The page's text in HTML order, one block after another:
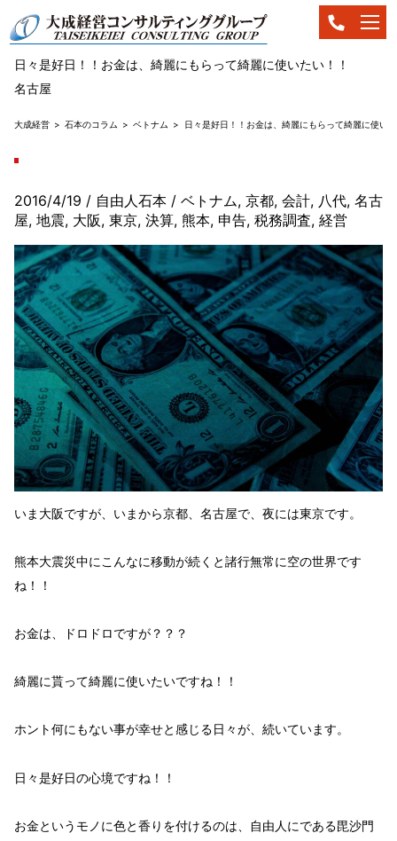
日々是好日！！お金は、綺麗にもらって綺麗に使いたい！！
名古屋
大成経営 石本のコラム ベトナム 日々是好日！！お金は、綺麗にもらって綺麗に使い
2016/4/19 / 自由人石本 / ベトナム, 京都, 会計, 八代, 名古
屋, 地震, 大阪, 東京, 決算, 熊本, 申告, 税務調査, 経営
いま大阪ですが、いまから京都、名古屋で、夜には東京です。
熊本大震災中にこんなに移動が続くと諸行無常に空の世界です
ね！！
お金は、ドロドロですが？？？
綺麗に貰って綺麗に使いたいですね！！
ホント何にもない事が幸せと感じる日々が、続いています。
日々是好日の心境ですね！！
お金というモノに色と香り を付けるのは、 自由人 にである毘沙門